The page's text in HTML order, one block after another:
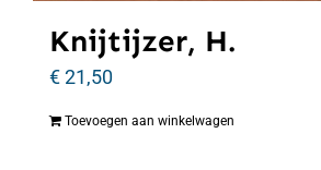
Knijtijzer, H.
€21,50
Toevoegen aan winkelwagen